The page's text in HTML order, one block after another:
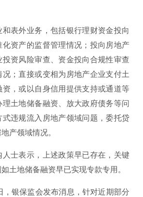
表外业务，包括银行理财资金投向
化资产的监督管理情况；投向房地产
资风险审查、资金投向合规性审查
况；直接或变相为房地产企业支付土
，或以自身信用提供支持或通道等
土地储备融资、放大政府债务等问
式违规流入房地产领域问题，委托贷
产领域情况。
士表示，上述政策早已存在，关键
土地储备融资早已实现专款专用。
，银保监会发布消息，针对近期部分